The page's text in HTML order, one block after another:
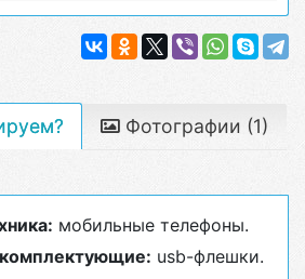
Фотографии (1)
мобильные телефоны.
usb-флешки.